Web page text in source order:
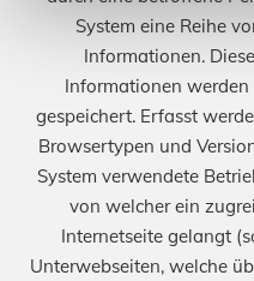
System eine Reihe
Informationen.
Informationen werden
gespeichert. Erfasst
Browsertypen und
System verwendete
von welcher ein
Internetseite gelangt
Unterwebseiten, welche